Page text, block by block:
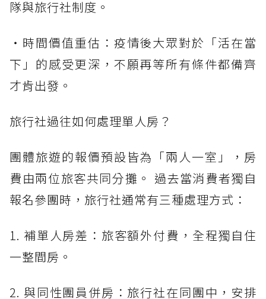
隊與旅行社制度。
・時間價值重估：疫情後大眾對於「活在當
下」的感受更深，不願再等所有條件都備齊
才肯出發。
旅行社過往如何處理單人房？
團體旅遊的報價預設皆為「兩人一室」，房
費由兩位旅客共同分攤。 過去當消費者獨自
報名參團時，旅行社通常有三種處理方式：
1. 補單人房差：旅客額外付費，全程獨自住
一整間房。
2. 與同性團員併房：旅行社在同團中，安排